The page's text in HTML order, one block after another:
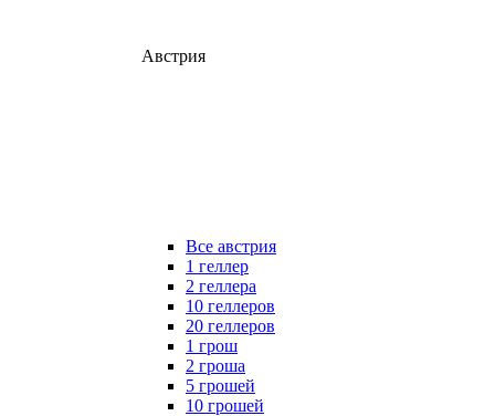
Австрия
Все австрия
1 геллер
2 геллера
10 геллеров
20 геллеров
1 грош
2 гроша
5 грошей
10 грошей